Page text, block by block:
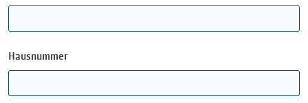
Hausnummer